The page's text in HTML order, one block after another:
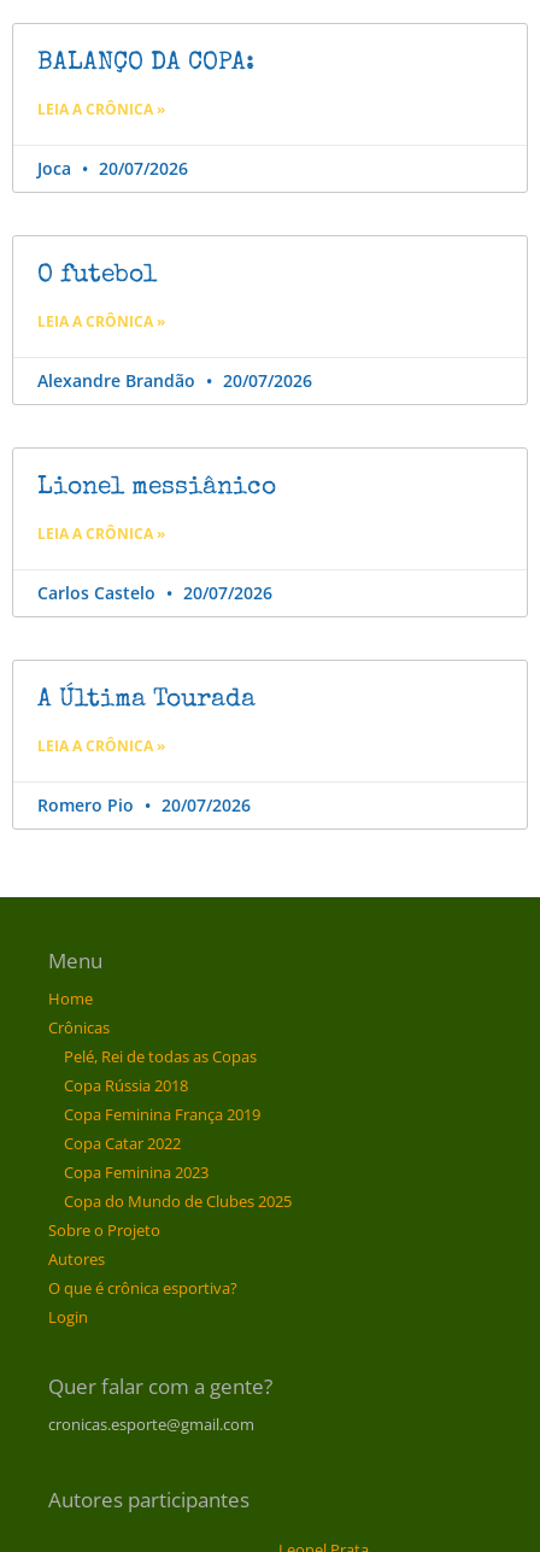
BALANÇO DA COPA:
LEIA A CRÔNICA »
Joca 20/07/2026
O futebol
LEIA A CRÔNICA »
Alexandre Brandão 20/07/2026
Lionel messiânico
LEIA A CRÔNICA »
Carlos Castelo 20/07/2026
A Última Tourada
LEIA A CRÔNICA »
Romero Pio 20/07/2026
Menu
Home
Crônicas
Pelé, Rei de todas as Copas
Copa Rússia 2018
Copa Feminina França 2019
Copa Catar 2022
Copa Feminina 2023
Copa do Mundo de Clubes 2025
Sobre o Projeto
Autores
O que é crônica esportiva?
Login
Quer falar com a gente?
cronicas.esporte@gmail.com
Autores participantes